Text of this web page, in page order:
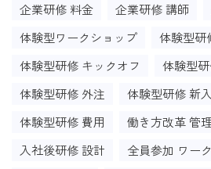
企業研修 料金
企業研修 講師
体験型ワークショップ
体験型研
体験型研修 キックオフ
体験型
体験型研修 外注
体験型研修 新
体験型研修 費用
働き方改革 管
入社後研修 設計
全員参加 ワー